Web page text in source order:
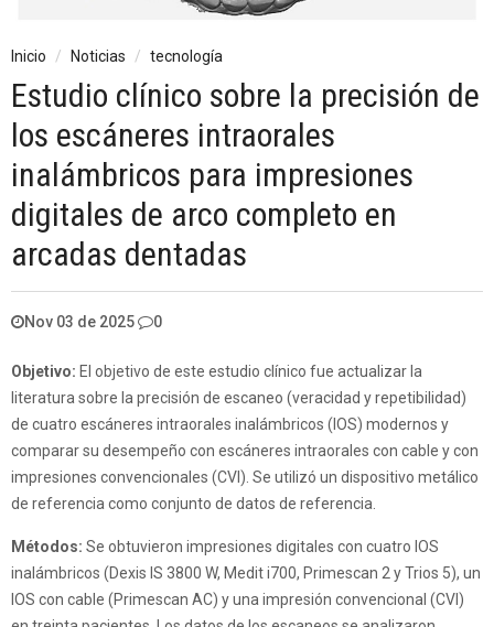
Inicio Noticias tecnología
Estudio clínico sobre la precisión de
los escáneres intraorales
inalámbricos para impresiones
digitales de arco completo en
arcadas dentadas
Nov 03 de 2025 0
Objetivo: El objetivo de este estudio clínico fue actualizar la
literatura sobre la precisión de escaneo (veracidad y repetibilidad)
de cuatro escáneres intraorales inalámbricos (IOS) modernos y
comparar su desempeño con escáneres intraorales con cable y con
impresiones convencionales (CVI). Se utilizó un dispositivo metálico
de referencia como conjunto de datos de referencia.
Métodos: Se obtuvieron impresiones digitales con cuatro IOS
inalámbricos (Dexis IS 3800 W, Medit i700, Primescan 2 y Trios 5), un
IOS con cable (Primescan AC) y una impresión convencional (CVI)